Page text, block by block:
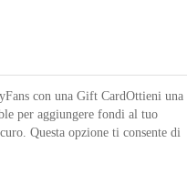
con una Gift CardOttieni una
per aggiungere fondi al tuo
Questa opzione ti consente di